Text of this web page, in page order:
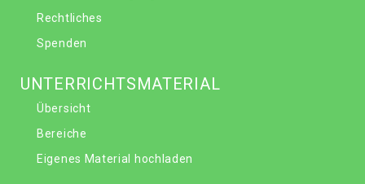
Rechtliches
Spenden
UNTERRICHTSMATERIAL
Übersicht
Bereiche
Eigenes Material hochladen